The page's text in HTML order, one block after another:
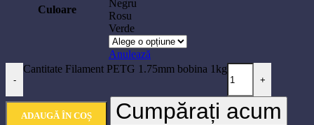
Culoare
Negru
Rosu
Verde
Anulează
-
Cantitate Filament PETG 1.75mm bobina 1kg
+
ADAUGĂ ÎN COȘ Cumpărați acum